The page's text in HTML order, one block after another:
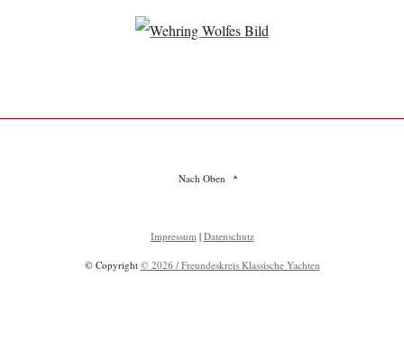
Nach Oben
Impressum | Datenschutz
© Copyright © 2026 / Freundeskreis Klassische Yachten